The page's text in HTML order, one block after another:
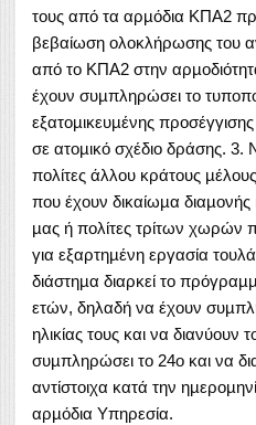
τους από τα αρµόδια ΚΠΑ2
βεβαίωση ολοκλήρωσης του
από το ΚΠΑ2 στην
έχουν συµπληρώσει το
εξατοµικευµένης
σε ατοµικό σχέδιο δράσης. 3.
πολίτες άλλου κράτους
που έχουν δικαίωµα
µας ή πολίτες τρίτων χωρών
για εξαρτηµένη εργασία
διάστηµα διαρκεί το
ετών, δηλαδή να έχουν
ηλικίας τους και να διανύουν
συµπληρώσει το 24ο και να
αντίστοιχα κατά την
αρµόδια Υπηρεσία.